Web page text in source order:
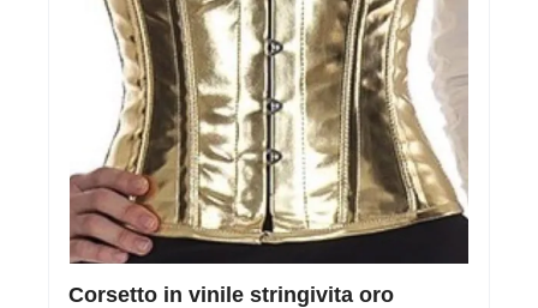
Corsetto in vinile stringivita oro